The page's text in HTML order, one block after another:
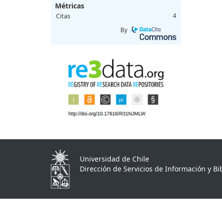
Métricas
Citas 4
By
Universidad de Chile
Dirección de Servicios de Información y